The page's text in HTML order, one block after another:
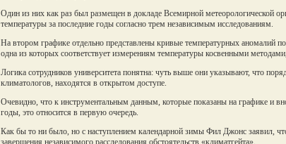
Один из них как раз был размещен в докладе Всемирной метеорологической
температуры за последние годы согласно трем независимым исследованиям.
На втором графике отдельно представлены кривые температурных аномалий
одна из которых соответствует измерениям температуры косвенными
Логика сотрудников университета понятна: чуть выше они указывают, что
климатологов, находятся в открытом доступе.
Очевидно, что к инструментальным данным, которые показаны на графике и
годы, это относится в первую очередь.
Как бы то ни было, но с наступлением календарной зимы Фил Джонс заявил,
завершения независимого расследования обстоятельств «климатгейта».